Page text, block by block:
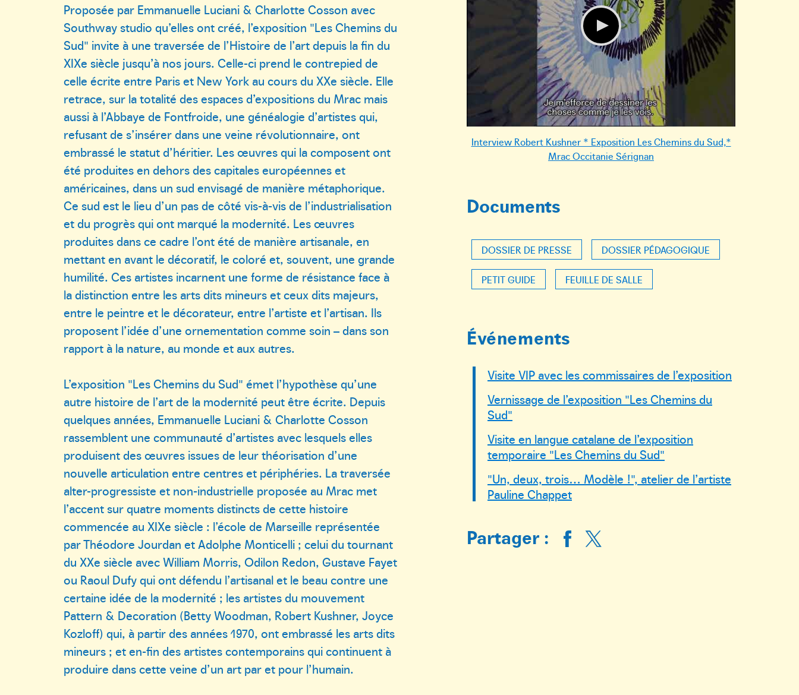
Proposée par Emmanuelle Luciani & Charlotte Cosson avec
Southway studio qu’elles ont créé, l’exposition "Les Chemins du
Sud" invite à une traversée de l’Histoire de l’art depuis la fin du
XIXe siècle jusqu’à nos jours. Celle-ci prend le contrepied de
celle écrite entre Paris et New York au cours du XXe siècle. Elle
retrace, sur la totalité des espaces d’expositions du Mrac mais
aussi à l’Abbaye de Fontfroide, une généalogie d’artistes qui,
refusant de s’insérer dans une veine révolutionnaire, ont
embrassé le statut d’héritier. Les œuvres qui la composent ont
été produites en dehors des capitales européennes et
américaines, dans un sud envisagé de manière métaphorique.
Ce sud est le lieu d’un pas de côté vis-à-vis de l’industrialisation
et du progrès qui ont marqué la modernité. Les œuvres
produites dans ce cadre l’ont été de manière artisanale, en
mettant en avant le décoratif, le coloré et, souvent, une grande
humilité. Ces artistes incarnent une forme de résistance face à
la distinction entre les arts dits mineurs et ceux dits majeurs,
entre le peintre et le décorateur, entre l’artiste et l’artisan. Ils
proposent l’idée d’une ornementation comme soin – dans son
rapport à la nature, au monde et aux autres.
L’exposition "Les Chemins du Sud" émet l’hypothèse qu’une
autre histoire de l’art de la modernité peut être écrite. Depuis
quelques années, Emmanuelle Luciani & Charlotte Cosson
rassemblent une communauté d’artistes avec lesquels elles
produisent des œuvres issues de leur théorisation d’une
nouvelle articulation entre centres et périphéries. La traversée
alter-progressiste et non-industrielle proposée au Mrac met
l’accent sur quatre moments distincts de cette histoire
commencée au XIXe siècle : l’école de Marseille représentée
par Théodore Jourdan et Adolphe Monticelli ; celui du tournant
du XXe siècle avec William Morris, Odilon Redon, Gustave Fayet
ou Raoul Dufy qui ont défendu l’artisanal et le beau contre une
certaine idée de la modernité ; les artistes du mouvement
Pattern & Decoration (Betty Woodman, Robert Kushner, Joyce
Kozloff) qui, à partir des années 1970, ont embrassé les arts dits
mineurs ; et en-fin des artistes contemporains qui continuent à
produire dans cette veine d’un art par et pour l’humain.
Interview Robert Kushner * Exposition Les Chemins du Sud,*
Mrac Occitanie Sérignan
Documents
DOSSIER DE PRESSE DOSSIER PÉDAGOGIQUE
PETIT GUIDE FEUILLE DE SALLE
Événements
Visite VIP avec les commissaires de l’exposition
Vernissage de l’exposition "Les Chemins du
Sud"
Visite en langue catalane de l’exposition
temporaire "Les Chemins du Sud"
"Un, deux, trois… Modèle !", atelier de l’artiste
Pauline Chappet
Partager :